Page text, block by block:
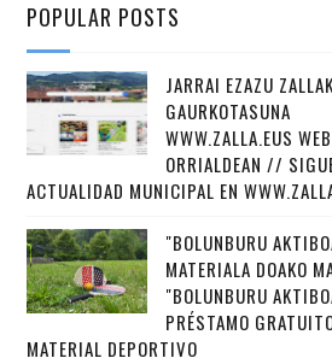
POPULAR POSTS
JARRAI EZAZU
GAURKOTASUNA
WWW.ZALLA.EUS WEB
ORRIALDEAN //
ACTUALIDAD MUNICIPAL EN
"BOLUNBURU
MATERIALA DOAKO
"BOLUNBURU
PRÉSTAMO
MATERIAL DEPORTIVO